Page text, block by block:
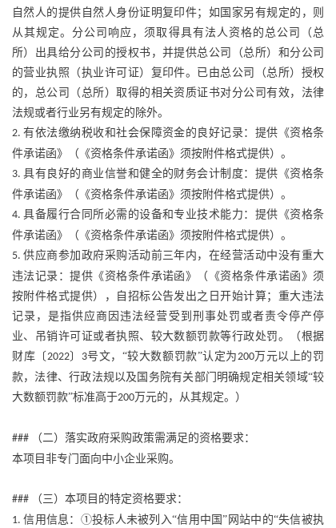
自然人的提供自然人身份证明复印件；如国家另有规定的，则
从其规定。分公司响应，须取得具有法人资格的总公司（总
所）出具给分公司的授权书，并提供总公司（总所）和分公司
的营业执照（执业许可证）复印件。已由总公司（总所）授权
的，总公司（总所）取得的相关资质证书对分公司有效，法律
法规或者行业另有规定的除外。
2.有依法缴纳税收和社会保障资金的良好记录：提供《资格条
件承诺函》（《资格条件承诺函》须按附件格式提供）。
3.具有良好的商业信誉和健全的财务会计制度：提供《资格条
件承诺函》（《资格条件承诺函》须按附件格式提供）。
4.具备履行合同所必需的设备和专业技术能力：提供《资格条
件承诺函》（《资格条件承诺函》须按附件格式提供）。
5.供应商参加政府采购活动前三年内，在经营活动中没有重大
违法记录：提供《资格条件承诺函》（《资格条件承诺函》须
按附件格式提供），自招标公告发出之日开始计算；重大违法
记录，是指供应商因违法经营受到刑事处罚或者责令停产停
业、吊销许可证或者执照、较大数额罚款等行政处罚。（根据
财库〔 2022〕 3号文，“较大数额罚款”认定为200万元以上的罚
款，法律、行政法规以及国务院有关部门明确规定相关领域“较
大数额罚款”标准高于200万元的，从其规定。）
###
（二）落实政府采购政策需满足的资格要求：
本项目非专门面向中小企业采购。
###
（三）本项目的特定资格要求：
1.信用信息：①投标人未被列入“信用中国”网站中的“失信被执